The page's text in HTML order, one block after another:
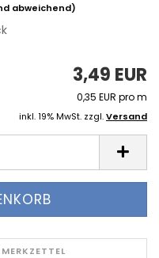
abweichend)
3,49 EUR
0,35 EUR pro m
inkl. 19% MwSt. zzgl.Versand